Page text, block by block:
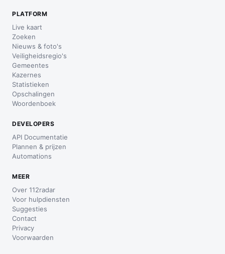
PLATFORM
Live kaart
Zoeken
Nieuws & foto's
Veiligheidsregio's
Gemeentes
Kazernes
Statistieken
Opschalingen
Woordenboek
DEVELOPERS
API Documentatie
Plannen & prijzen
Automations
MEER
Over 112radar
Voor hulpdiensten
Suggesties
Contact
Privacy
Voorwaarden